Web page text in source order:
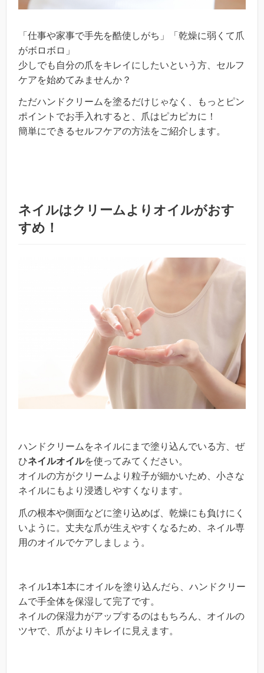
「仕事や家事で手先を酷使しがち」「乾燥に弱くて爪
がボロボロ」
少しでも自分の爪をキレイにしたいという方、セルフ
ケアを始めてみませんか？
ただハンドクリームを塗るだけじゃなく、もっとピン
ポイントでお手入れすると、爪はピカピカに！
簡単にできるセルフケアの方法をご紹介します。
ネイルはクリームよりオイルがおす
すめ！
ハンドクリームをネイルにまで塗り込んでいる方、ぜ
ひネイルオイルを使ってみてください。
オイルの方がクリームより粒子が細かいため、小さな
ネイルにもより浸透しやすくなります。
爪の根本や側面などに塗り込めば、乾燥にも負けにく
いように。丈夫な爪が生えやすくなるため、ネイル専
用のオイルでケアしましょう。
ネイル1本1本にオイルを塗り込んだら、ハンドクリー
ムで手全体を保湿して完了です。
ネイルの保湿力がアップするのはもちろん、オイルの
ツヤで、爪がよりキレイに見えます。